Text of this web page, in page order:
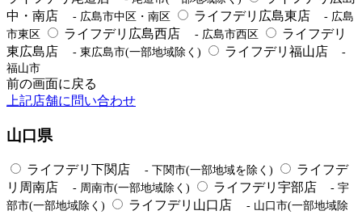
中・南店
- 広島市中区・南区 ライフデリ広島東店
- 広島
市東区
ライフデリ広島西店 - 広島市西区
ライフデリ
東広島店
- 東広島市(一部地域除く) ライフデリ福山店
-
福山市
前の画面に戻る
上記店舗に問い合わせ
山口県
ライフデリ下関店 - 下関市(一部地域を除く)
ライフデ
リ周南店
- 周南市(一部地域除く) ライフデリ宇部店
- 宇
部市(一部地域除く)
ライフデリ山口店
- 山口市(一部地域除